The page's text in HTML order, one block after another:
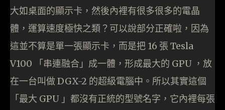
大如桌面的顯示卡，然後內裡有很多很多的電晶
體，運算速度極快之類？可以說部分正確啦，因為
這並不算是單一張顯示卡，而是把 16 張 Tesla
V100 「串連融合」成一體，形成最大的 GPU ， 放
在一台叫做 DGX-2 的超級電腦中 。所以其實這個
「最大 GPU 」都沒有正統的型號名字，它內裡每張